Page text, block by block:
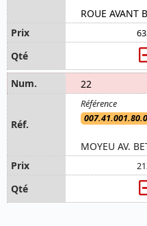
ROUE AVANT
22
MOYEU AV.